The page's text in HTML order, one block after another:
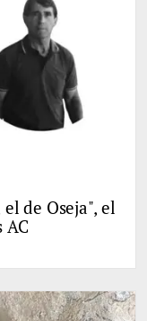
de Oseja", el
AC